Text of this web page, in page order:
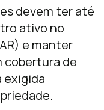
devem ter até
ativo no
e manter
cobertura de
exigida